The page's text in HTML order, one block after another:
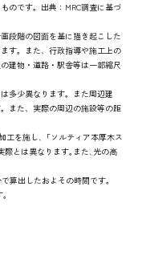
のです。出典：MRC調査に基づ
段階の図⾯を基に描き起こした
す。また、行政指導や施工上の
建物・道路・駅舎等は一部縮尺
多少異なります。また周辺建
また、実際の周辺の施設等の距
工を施し､「ソルティア本厚木ス
際とは異なります｡また､光の高
出したおよその時間です。